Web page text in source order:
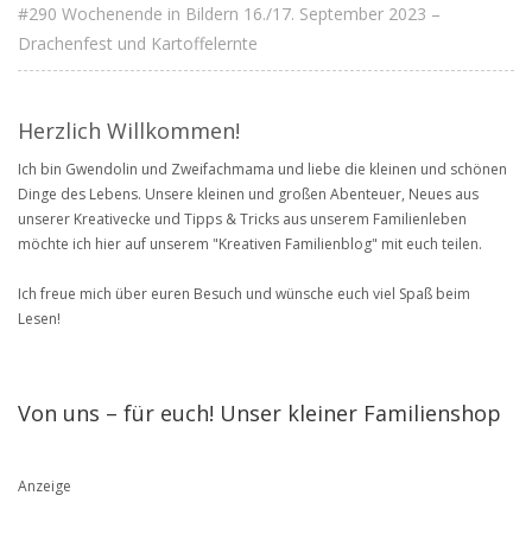
#290 Wochenende in Bildern 16./17. September 2023 –
Drachenfest und Kartoffelernte
Herzlich Willkommen!
Ich bin Gwendolin und Zweifachmama und liebe die kleinen und schönen
Dinge des Lebens. Unsere kleinen und großen Abenteuer, Neues aus
unserer Kreativecke und Tipps & Tricks aus unserem Familienleben
möchte ich hier auf unserem "Kreativen Familienblog" mit euch teilen.
Ich freue mich über euren Besuch und wünsche euch viel Spaß beim
Lesen!
Von uns – für euch! Unser kleiner Familienshop
Anzeige